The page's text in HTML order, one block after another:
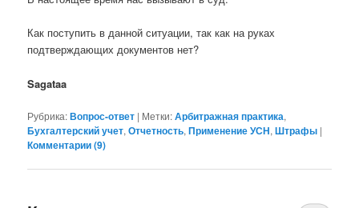
Как поступить в данной ситуации, так как на руках
подтверждающих документов нет?
Sagataa
Рубрика:Вопрос-ответ | Метки:Арбитражная практика,
Бухгалтерский учет,Отчетность,Применение УСН,Штрафы |
Комментарии (9)